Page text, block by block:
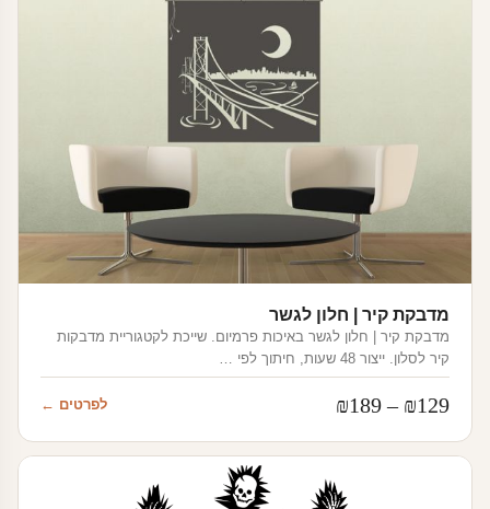
מדבקת קיר | חלון לגשר
מדבקת קיר | חלון לגשר באיכות פרמיום. שייכת לקטגוריית מדבקות
קיר לסלון. ייצור 48 שעות, חיתוך לפי …
₪129
–
₪189
מחירים:
עד
לפרטים ←